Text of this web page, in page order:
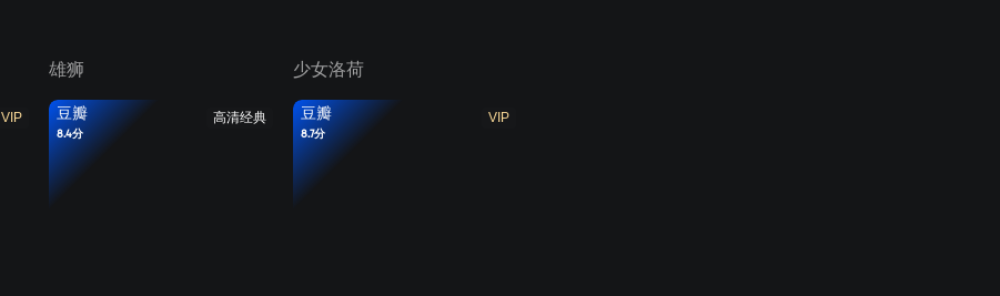
雄狮 少女洛荷
VIP 高清经典
豆瓣
8.4分
VIP
豆瓣
8.7分